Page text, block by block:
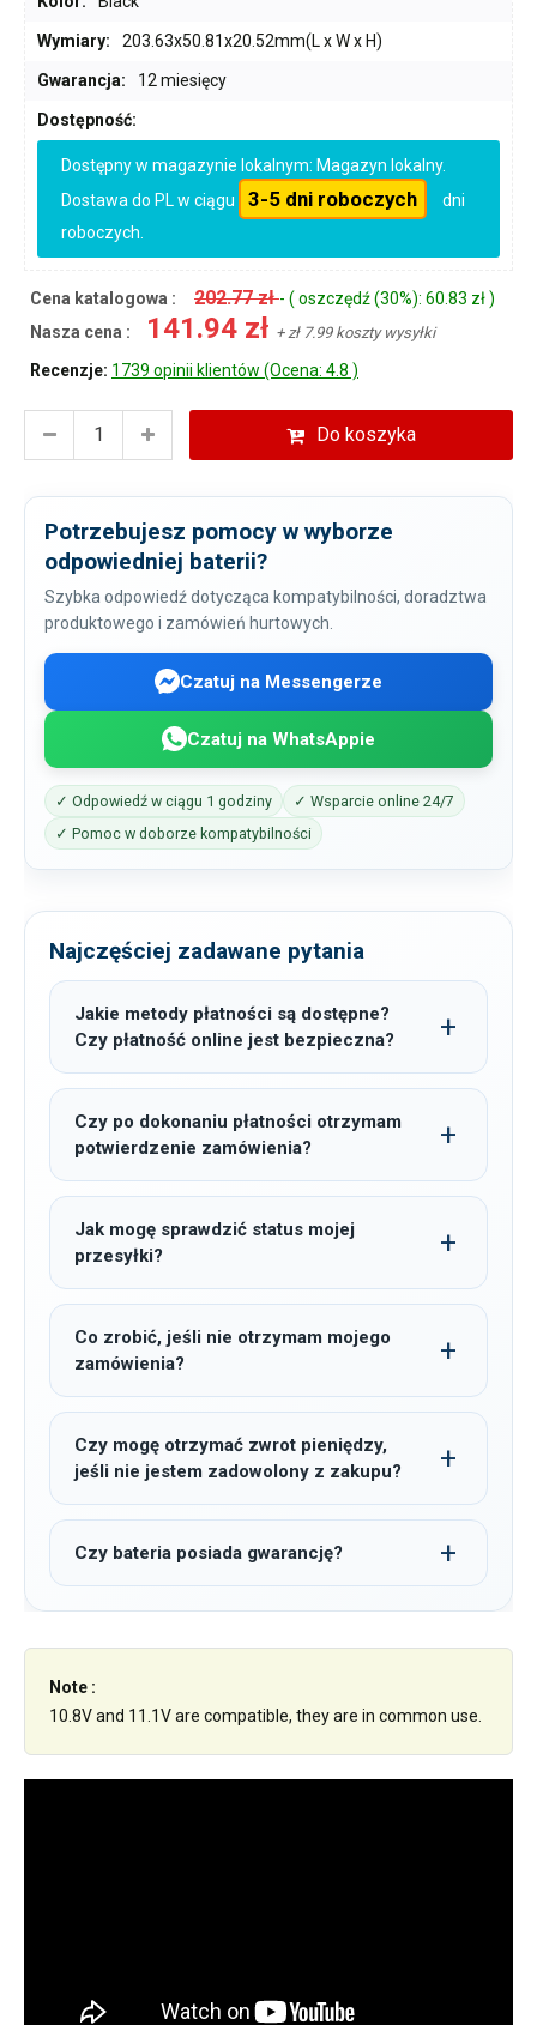
Wymiary: 203.63x50.81x20.52mm(L x W x H)
Gwarancja: 12 miesięcy
Dostępność:
Dostępny w magazynie lokalnym: Magazyn lokalny.
Dostawa do PL w ciągu
3-5 dni roboczych
dni
roboczych.
Cena katalogowa : 202.77 zł- ( oszczędź (30%): 60.83 zł )
Nasza cena :
141.94 zł + zł 7.99 koszty wysyłki
Recenzje: 1739 opinii klientów (Ocena: 4.8 )
Do koszyka
Potrzebujesz pomocy w wyborze
odpowiedniej baterii?
Szybka odpowiedź dotycząca kompatybilności, doradztwa
produktowego i zamówień hurtowych.
Czatuj na Messengerze
Czatuj na WhatsAppie
✓ Odpowiedź w ciągu 1 godziny
✓ Wsparcie online 24/7
✓ Pomoc w doborze kompatybilności
Najczęściej zadawane pytania
Jakie metody płatności są dostępne?
Czy płatność online jest bezpieczna?
Czy po dokonaniu płatności otrzymam
potwierdzenie zamówienia?
Jak mogę sprawdzić status mojej
przesyłki?
Co zrobić, jeśli nie otrzymam mojego
zamówienia?
Czy mogę otrzymać zwrot pieniędzy,
jeśli nie jestem zadowolony z zakupu?
Czy bateria posiada gwarancję?
Note :
10.8V and 11.1V are compatible, they are in common use.